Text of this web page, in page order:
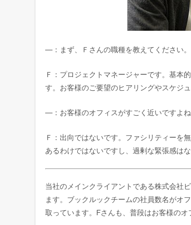
—：まず、Ｆさんの職種を教えてください。
Ｆ：プロジェクトマネージャーです。基本
す。お客様のご要望のヒアリングやスケジ
—：お客様のオフィスがすごく近いですよ
Ｆ：出向ではないです。ファシリティーを
あるわけではないですし、過剰な緊張感はな
当社のメインクライアントである株式会社
ます。ブックルックチームの社員数名がオ
取っています。Fさんも、普段はお客様のオ